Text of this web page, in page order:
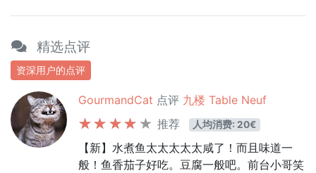
精选点评
资深用户的点评
GourmandCat 点评 九楼 Table Neuf
推荐
人均消费: 20€
【新】水煮鱼太太太太太咸了！而且味道一
般！鱼香茄子好吃。豆腐一般吧。前台小哥笑